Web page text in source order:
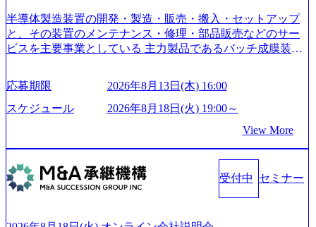
着けたい方でも幅広に経験を積みたい方でも、キャリア形
成が柔軟に可能な環境である。 https://storage.googleapis.com/
our-vision-production.appspot.com/public/images/20240925204135
_93b1bff3-f71c-4bc9-8bd9-72a8a4826007_1200x554.webp https://
mages/20250502152751_46c65543-87ef-4e86-a85a-8649e1c532f9
_956x512.webp https://storage.googleapis.com/our-vision-producti
on.appspot.com/public/images/20250502152804_ba6aaa1a-9ffc-4f
m/our-vision-production.appspot.com/public/images/202505021528
ンプレクス社は、FinTech領域に強みを持つITコンサルティ
ング会社で、NRI、NTTDATAと同じく世界のFinTech Ranki
ngsTop 100企業にも選出されている。ITコンサルティング、
特長 ビジネスへの深い理解を持つコンサルタントが集うXs
半導体製造装置の開発・製造・販売・搬入・セットアップ
と、その装置のメンテナンス・修理・部品販売などのサー
ビスを主要事業としている 主力製品であるバッチ成膜装置
世界トップクラスのシェアを有している 技術と対話を通じ
て未来を創造し、社会課題の解決に貢献することを目指し
ている Mission:私たちの技術/私たちの対話 Vision:夢を未来
話 IoT社会の浸透、AIの加速等により半導体需要は世界中で
急伸長しており、それに伴い半導体製造装置の需要も伸長
中 https://storage.googleapis.com/our-vision-production.appspot.co
m/public/images/20260224131045_0fee4978-bb25-43a7-a367-542
6b95cd599_1200x543.webp https://storage.googleapis.com/our-visi
cb8-329e-4a45-a8f5-73d9728b2cd7_1200x486.webp https://storag
応募期限
2026年8月13日(木) 16:00
スケジュール
2026年8月18日(火) 19:00～
View More
受付中 セミナー